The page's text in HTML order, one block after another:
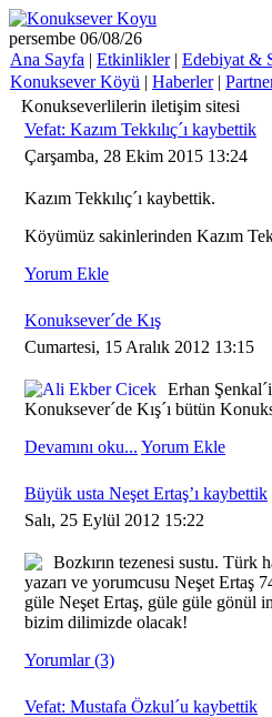
persembe 06/08/26
Ana Sayfa | Etkinlikler| Edebiyat &
Konuksever Köyü | Haberler|
Konukseverlilerin iletişim sitesi
Vefat: Kazım Tekkılıç´ı kaybettik
Çarşamba, 28 Ekim 2015 13:24
Kazım Tekkılıç´ı kaybettik.
Köyümüz sakinlerinden Kazım
Yorum Ekle
Konuksever´de Kış
Cumartesi, 15 Aralık 2012 13:15
Erhan
Konuksever´de Kış´ı bütün
Devamını oku... Yorum Ekle
Büyük usta Neşet Ertaş’ı kaybettik
Salı, 25 Eylül 2012 15:22
Bozkırın tezenesi sustu. Türk
yazarı ve yorumcusu Neşet Ertaş
güle Neşet Ertaş, güle güle gönül
bizim dilimizde olacak!
Yorumlar (3)
Vefat: Mustafa Özkul´u kaybettik